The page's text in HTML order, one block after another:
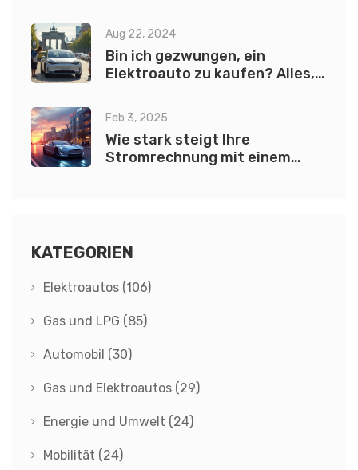
Aug 22, 2024
Bin ich gezwungen, ein
Elektroauto zu kaufen? Alles,
Feb 3, 2025
Wie stark steigt Ihre
Stromrechnung mit einem
KATEGORIEN
Elektroautos (106)
Gas und LPG (85)
Automobil (30)
Gas und Elektroautos (29)
Energie und Umwelt (24)
Mobilität (24)